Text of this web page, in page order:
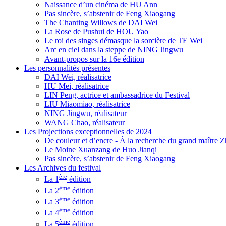
Naissance d’un cinéma de HU Ann
Pas sincère, s’abstenir de Feng Xiaogang
The Chanting Willows de DAI Wei
La Rose de Pushui de HOU Yao
Le roi des singes démasque la sorcière de TE Wei
Arc en ciel dans la steppe de NING Jingwu
Avant-propos sur la 16e édition
Les personnalités présentes
DAI Wei, réalisatrice
HU Mei, réalisatrice
LIN Peng, actrice et ambassadrice du Festival
LIU Miaomiao, réalisatrice
NING Jingwu, réalisateur
WANG Chao, réalisateur
Les Projections exceptionnelles de 2024
De couleur et d’encre - À la recherche du grand maître
Le Moine Xuanzang de Huo Jianqi
Pas sincère, s’abstenir de Feng Xiaogang
Les Archives du festival
La 1 ère édition
La 2ème édition
La 3ème édition
La 4ème édition
La 5ème édition